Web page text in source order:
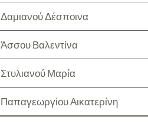
Δαμιανού Δέσποινα
Άσσου Βαλεντίνα
Στυλιανού Μαρία
Παπαγεωργίου Αικατερίνη